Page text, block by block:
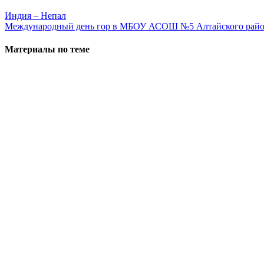
Индия – Непал
Международный день гор в МБОУ АСОШ №5 Алтайского
Материалы по теме